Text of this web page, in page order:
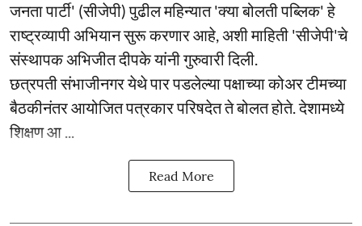
जनता पार्टी' (सीजेपी) पुढील महिन्यात 'क्या बोलती पब्लिक' हे
राष्ट्रव्यापी अभियान सुरू करणार आहे, अशी माहिती 'सीजेपी'चे
संस्थापक अभिजीत दीपके यांनी गुरुवारी दिली.
छत्रपती संभाजीनगर येथे पार पडलेल्या पक्षाच्या कोअर टीमच्या
बैठकीनंतर आयोजित पत्रकार परिषदेत ते बोलत होते. देशामध्ये
शिक्षण आ ...
Read More